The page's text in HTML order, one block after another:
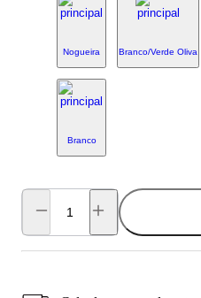
Nogueira Branco/Verde Oliva
Branco